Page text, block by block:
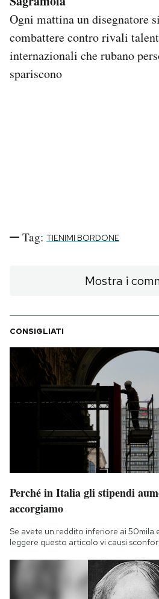
Ogni mattina un disegnatore
combattere contro rivali
internazionali che rubano
spariscono
Tag: TIENIMI BORDONE
Mostra i
CONSIGLIATI
Perché in Italia gli stipendi
accorgiamo
Se avete un reddito inferiore ai 50mila
leggere questo articolo vi causi